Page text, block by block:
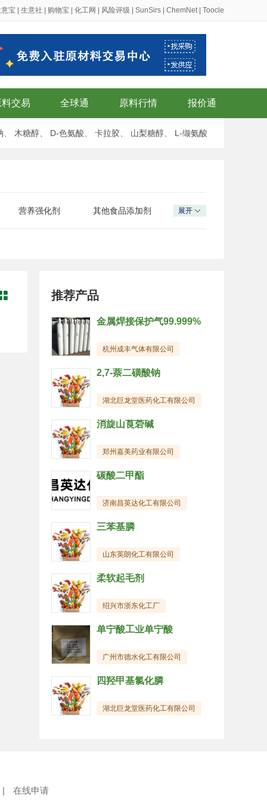
宝 生意社 购物宝 化工网 风险评级 SunSirs ChemNet| Toocle
料交易 全球通 原料行情 报价通
木糖醇 D-色氨酸 卡拉胶 山梨糖醇 L-缬氨酸
营养强化剂 其他食品添加剂 展开 
推荐产品
金属焊接保护气99.999%
杭州成丰气体有限公司
2,7-萘二磺酸钠
湖北巨龙堂医药化工有限公司
消旋山莨菪碱
郑州嘉美药业有限公司
碳酸二甲酯
济南昌英达化工有限公司
三苯基膦
山东英朗化工有限公司
柔软起毛剂
绍兴市浙东化工厂
单宁酸工业单宁酸
广州市德水化工有限公司
四羟甲基氯化膦
湖北巨龙堂医药化工有限公司
| 在线申请